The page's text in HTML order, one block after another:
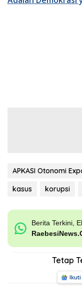
APKASI Otonomi
kasus
korupsi
Berita Terkini,
Tetap
Ikuti